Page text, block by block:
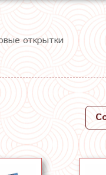
открытки